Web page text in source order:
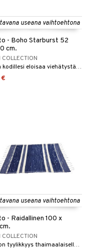
useana vaihtoehtona
- Boho Starburst 52
cm.
COLLECTION
Anna kodillesi eloisaa viehätystä käsinkudotulla matolla.
€
useana vaihtoehtona
- Raidallinen 100 x
COLLECTION
Ajaton tyylikkyys thaimaalaisella matolla.